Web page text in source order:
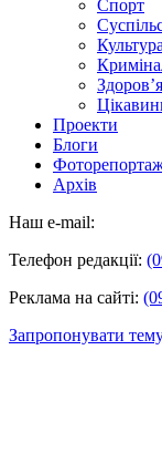
Спорт
Здоров’я
Проекти
Блоги
Архів
Наш e-mail:
Телефон редакції:
Реклама на сайті:
Запропонувати